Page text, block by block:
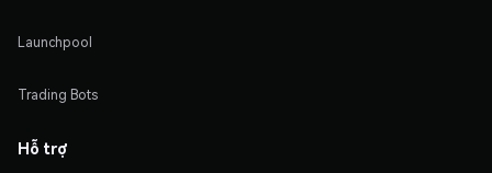
Launchpool
Trading Bots
Hỗ trợ